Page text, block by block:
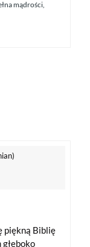
mądrości,
piękną Biblię